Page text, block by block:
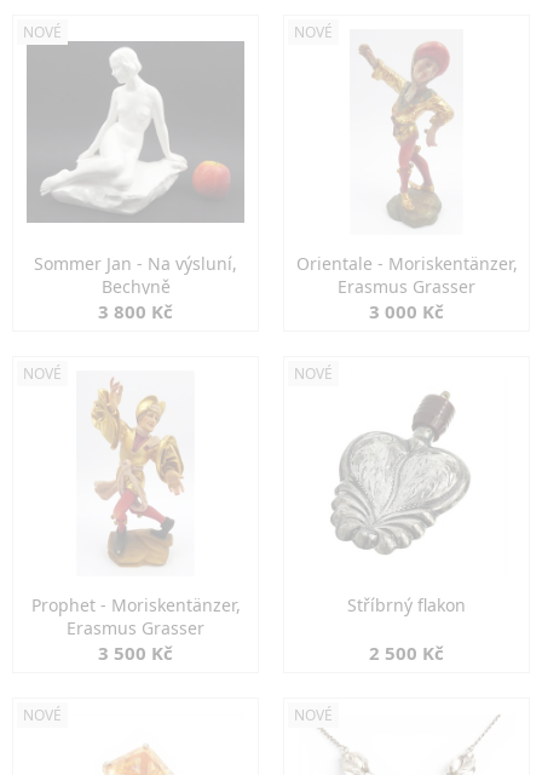
NOVÉ
Sommer Jan - Na výsluní,
Bechyně
3 800 Kč
NOVÉ
Orientale - Moriskentänzer,
Erasmus Grasser
3 000 Kč
NOVÉ
Prophet - Moriskentänzer,
Erasmus Grasser
3 500 Kč
NOVÉ
Stříbrný flakon
2 500 Kč
NOVÉ NOVÉ